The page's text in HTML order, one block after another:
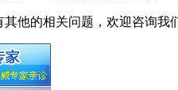
其他的相关问题，欢迎咨询我